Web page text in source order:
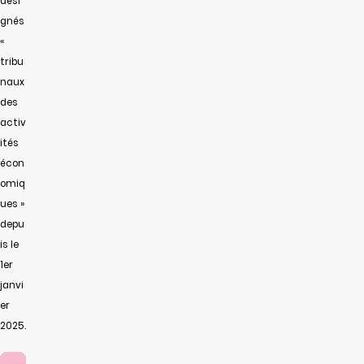
gnés
«
tribu
naux
des
activ
ités
écon
omiq
ues »
depu
is le
1er
janvi
er
2025.